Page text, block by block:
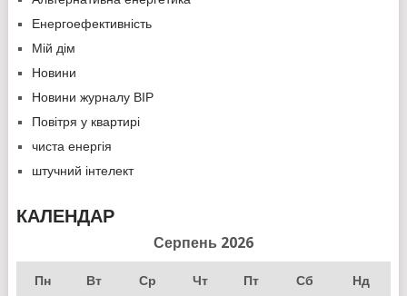
Енергоефективність
Мій дім
Новини
Новини журналу ВІР
Повітря у квартирі
чиста енергія
штучний інтелект
КАЛЕНДАР
Серпень 2026
Пн Вт Ср Чт Пт Сб Нд